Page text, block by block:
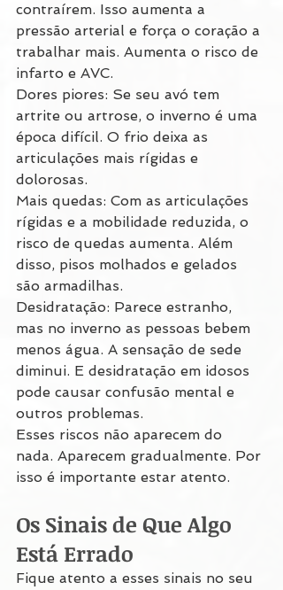
contraírem. Isso aumenta a
pressão arterial e força o coração a
trabalhar mais. Aumenta o risco de
infarto e AVC.
Dores piores: Se seu avó tem
artrite ou artrose, o inverno é uma
época difícil. O frio deixa as
articulações mais rígidas e
dolorosas.
Mais quedas: Com as articulações
rígidas e a mobilidade reduzida, o
risco de quedas aumenta. Além
disso, pisos molhados e gelados
são armadilhas.
Desidratação: Parece estranho,
mas no inverno as pessoas bebem
menos água. A sensação de sede
diminui. E desidratação em idosos
pode causar confusão mental e
outros problemas.
Esses riscos não aparecem do
nada. Aparecem gradualmente. Por
isso é importante estar atento.
Os Sinais de Que Algo
Está Errado
Fique atento a esses sinais no seu